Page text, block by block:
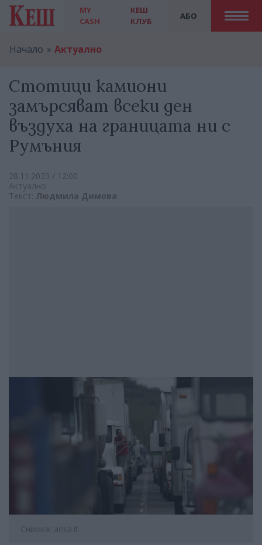
MY
CASH
АБО
КЕШ
КЛУБ
Начало Актуално
Стотици камиони
замърсяват всеки ден
въздуха на границата ни с
Румъния
28.11.2023 / 12:00
Актуално
Текст: Людмила Димова
Снимка: ansa.it